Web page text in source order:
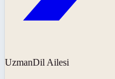
UzmanDil Ailesi